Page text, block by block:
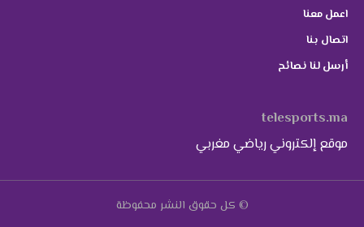
اعمل معنا
اتصال بنا
أرسل لنا نصائح
telesports.ma
موقع إلكتروني رياضي مغربي
© كل حقوق النشر محفوظة